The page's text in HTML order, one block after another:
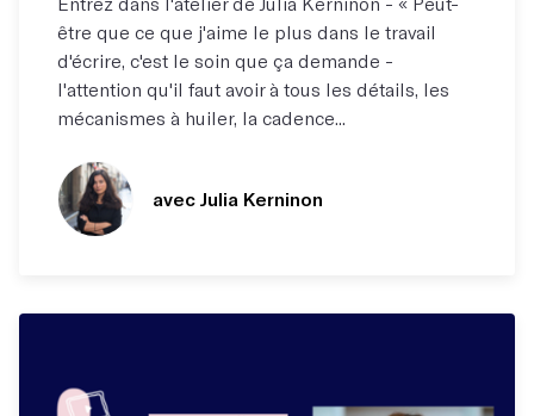
être que ce que j'aime le plus dans le travail
d'écrire, c'est le soin que ça demande -
l'attention qu'il faut avoir à tous les détails, les
mécanismes à huiler, la cadence...
avec Julia Kerninon